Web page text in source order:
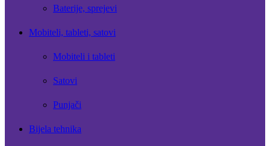
Baterije, sprejevi
Mobiteli, tableti, satovi
Mobiteli i tableti
Satovi
Punjači
Bijela tehnika